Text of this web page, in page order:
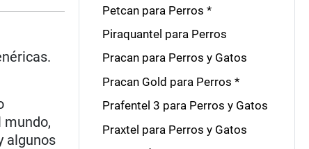
mundo,
algunos
Petcan para Perros *
Piraquantel para Perros
Pracan para Perros y Gatos
Pracan Gold para Perros *
Prafentel 3 para Perros y Gatos
Praxtel para Perros y Gatos